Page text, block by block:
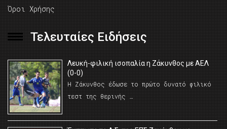
Όροι Χρήσης
Τελευταίες Ειδήσεις
Λευκή-φιλική ισοπαλία η Ζάκυνθος με ΑΕΛ
(0-0)
Η Ζάκυνθος έδωσε το πρώτο δυνατό φιλικό
τεστ της θερινής …